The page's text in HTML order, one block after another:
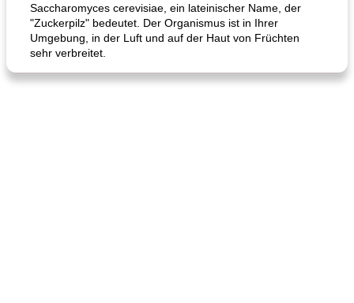
Saccharomyces cerevisiae, ein lateinischer Name, der
"Zuckerpilz" bedeutet. Der Organismus ist in Ihrer
Umgebung, in der Luft und auf der Haut von Früchten
sehr verbreitet.